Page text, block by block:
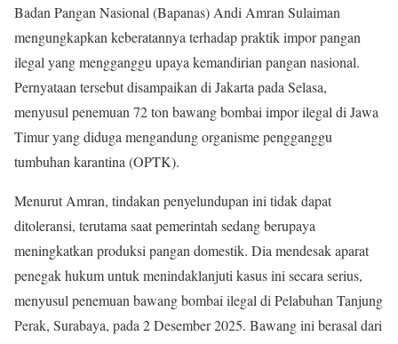
Badan Pangan Nasional (Bapanas) Andi Amran Sulaiman
mengungkapkan keberatannya terhadap praktik impor pangan
ilegal yang mengganggu upaya kemandirian pangan nasional.
Pernyataan tersebut disampaikan di Jakarta pada Selasa,
menyusul penemuan 72 ton bawang bombai impor ilegal di Jawa
Timur yang diduga mengandung organisme pengganggu
tumbuhan karantina (OPTK).
Menurut Amran, tindakan penyelundupan ini tidak dapat
ditoleransi, terutama saat pemerintah sedang berupaya
meningkatkan produksi pangan domestik. Dia mendesak aparat
penegak hukum untuk menindaklanjuti kasus ini secara serius,
menyusul penemuan bawang bombai ilegal di Pelabuhan Tanjung
Perak, Surabaya, pada 2 Desember 2025. Bawang ini berasal dari